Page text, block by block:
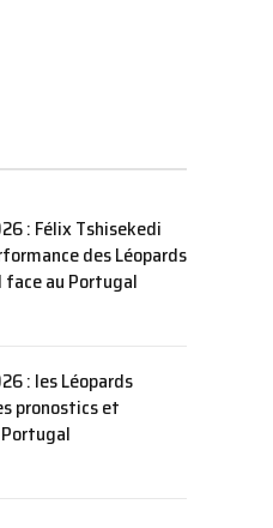
: Félix Tshisekedi
des Léopards
face au Portugal
: les Léopards
pronostics et